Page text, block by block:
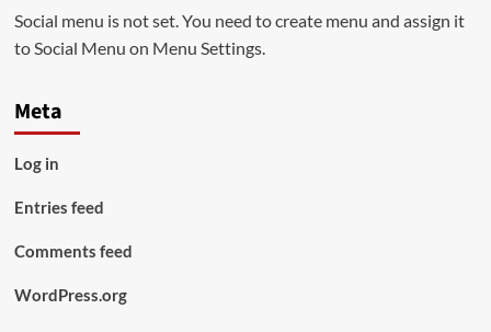
Social menu is not set. You need to create menu and assign it
to Social Menu on Menu Settings.
Meta
Log in
Entries feed
Comments feed
WordPress.org